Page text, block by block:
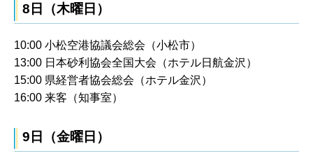
8日（木曜日）
10:00 小松空港協議会総会（小松市）
13:00 日本砂利協会全国大会（ホテル日航金沢）
15:00 県経営者協会総会（ホテル金沢）
16:00 来客（知事室）
9日（金曜日）